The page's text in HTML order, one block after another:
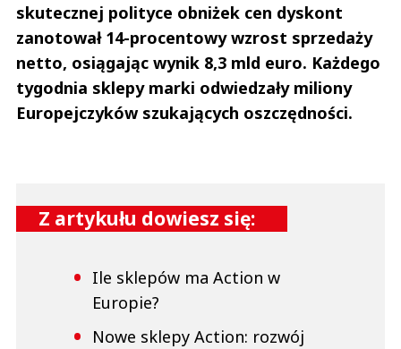
skutecznej polityce obniżek cen dyskont
zanotował 14-procentowy wzrost sprzedaży
netto, osiągając wynik 8,3 mld euro. Każdego
tygodnia sklepy marki odwiedzały miliony
Europejczyków szukających oszczędności.
Z artykułu dowiesz się:
Ile sklepów ma Action w
Europie?
Nowe sklepy Action: rozwój